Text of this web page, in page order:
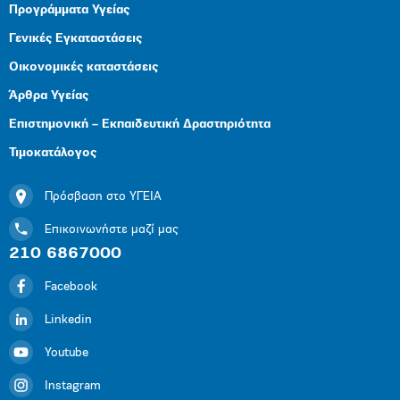
Προγράμματα Υγείας
Γενικές Εγκαταστάσεις
Οικονομικές καταστάσεις
Άρθρα Υγείας
Επιστημονική – Εκπαιδευτική Δραστηριότητα
Τιμοκατάλογος
Πρόσβαση στο ΥΓΕΙΑ
Επικοινωνήστε μαζί μας
210 6867000
Facebook
Linkedin
Youtube
Instagram